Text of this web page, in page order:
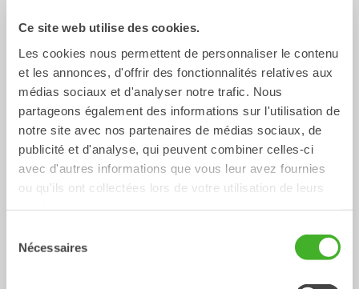
Ce site web utilise des cookies.
Les cookies nous permettent de personnaliser le contenu
et les annonces, d'offrir des fonctionnalités relatives aux
médias sociaux et d'analyser notre trafic. Nous
partageons également des informations sur l'utilisation de
notre site avec nos partenaires de médias sociaux, de
publicité et d'analyse, qui peuvent combiner celles-ci
avec d'autres informations que vous leur avez fournies
ou qu'ils ont collectées lors de votre utilisation de leurs
Nécessaires
XTR10 X12